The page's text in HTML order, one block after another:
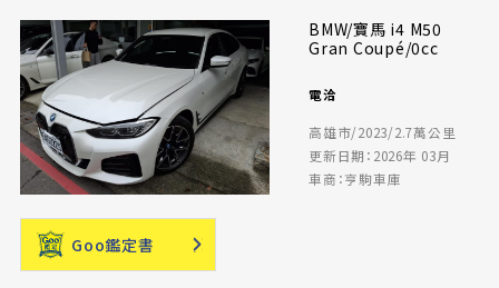
BMW/寶馬 i4 M50
Gran Coupé/0cc
電洽
高雄市/2023/2.7萬公里
更新日期：2026年 03月
車商：亨駒車庫
Goo鑑定書